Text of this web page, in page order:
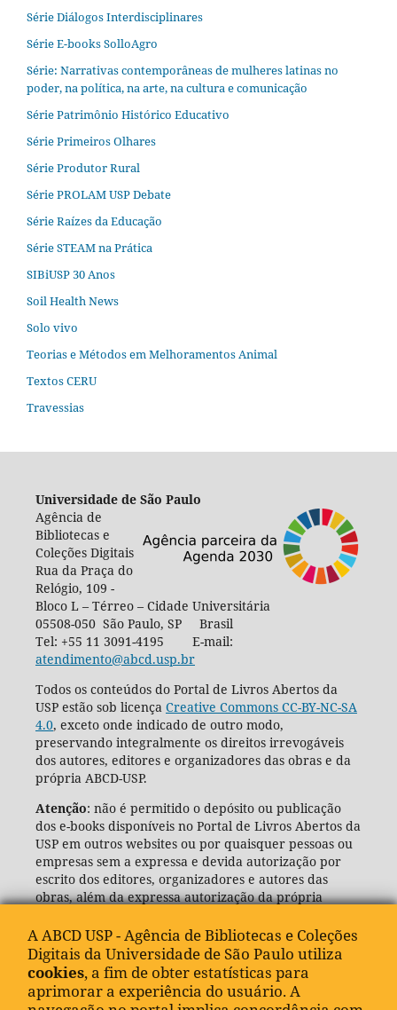
Série Diálogos Interdisciplinares
Série E-books SolloAgro
Série: Narrativas contemporâneas de mulheres latinas no
poder, na política, na arte, na cultura e comunicação
Série Patrimônio Histórico Educativo
Série Primeiros Olhares
Série Produtor Rural
Série PROLAM USP Debate
Série Raízes da Educação
Série STEAM na Prática
SIBiUSP 30 Anos
Soil Health News
Solo vivo
Teorias e Métodos em Melhoramentos Animal
Textos CERU
Travessias
Universidade de São Paulo
Agência de
Bibliotecas e
Coleções Digitais
Rua da Praça do
Relógio, 109 -
Bloco L – Térreo – Cidade Universitária
05508-050 São Paulo, SP Brasil
Tel: +55 11 3091-4195 E-mail:
atendimento@abcd.usp.br
Todos os conteúdos do Portal de Livros Abertos da
USP estão sob licença Creative Commons CC-BY-NC-SA
4.0, exceto onde indicado de outro modo,
preservando integralmente os direitos irrevogáveis
dos autores, editores e organizadores das obras e da
própria ABCD-USP.
Atenção: não é permitido o depósito ou publicação
dos e-books disponíveis no Portal de Livros Abertos da
USP em outros websites ou por quaisquer pessoas ou
empresas sem a expressa e devida autorização por
escrito dos editores, organizadores e autores das
obras, além da expressa autorização da própria
(ABCD-USP).
A ABCD USP - Agência de Bibliotecas e Coleções
Digitais da Universidade de São Paulo utiliza
cookies, a fim de obter estatísticas para
aprimorar a experiência do usuário. A